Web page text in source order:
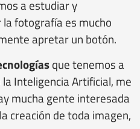
a estudiar y
fotografía es mucho
apretar un botón.
que tenemos a
Inteligencia Artificial, me
mucha gente interesada
creación de toda imagen,